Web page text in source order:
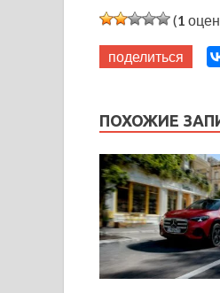
(1
поделиться
ПОХОЖИЕ